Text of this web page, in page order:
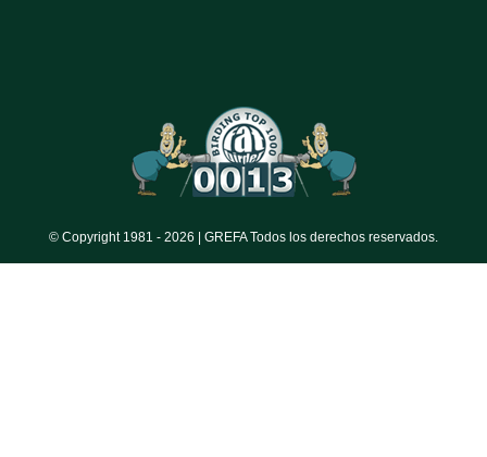
© Copyright 1981 - 2026 | GREFA Todos los derechos reservados.